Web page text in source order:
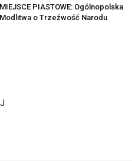
MIEJSCE PIASTOWE: Ogólnopolska
Modlitwa o Trzeźwość Narodu